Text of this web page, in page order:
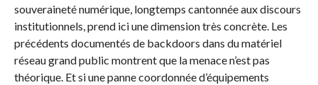
souveraineté numérique, longtemps cantonnée aux discours
institutionnels, prend ici une dimension très concrète. Les
précédents documentés de backdoors dans du matériel
réseau grand public montrent que la menace n’est pas
théorique. Et si une panne coordonnée d’équipements